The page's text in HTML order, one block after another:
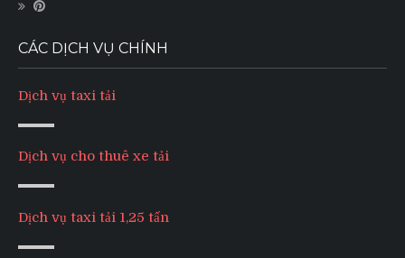
CÁC DỊCH VỤ CHÍNH
Dịch vụ taxi tải
Dịch vụ cho thuê xe tải
Dịch vụ taxi tải 1,25 tấn